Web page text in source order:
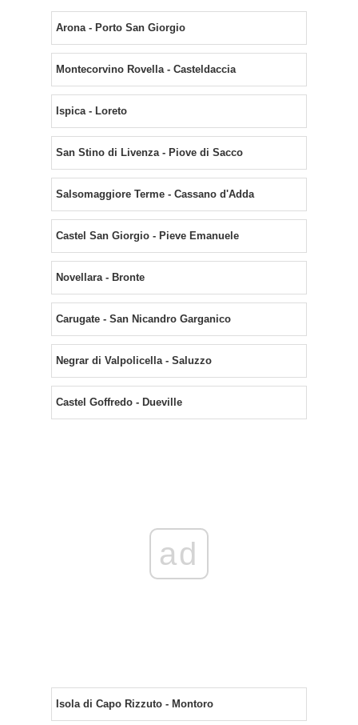
Arona - Porto San Giorgio
Montecorvino Rovella - Casteldaccia
Ispica - Loreto
San Stino di Livenza - Piove di Sacco
Salsomaggiore Terme - Cassano d'Adda
Castel San Giorgio - Pieve Emanuele
Novellara - Bronte
Carugate - San Nicandro Garganico
Negrar di Valpolicella - Saluzzo
Castel Goffredo - Dueville
ad
Isola di Capo Rizzuto - Montoro